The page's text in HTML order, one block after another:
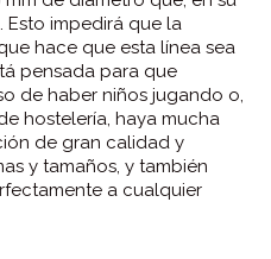
Esto impedirá que la
hace que esta línea sea
pensada para que
de haber niños jugando o,
hostelería, haya mucha
de gran calidad y
y tamaños, y también
a cualquier